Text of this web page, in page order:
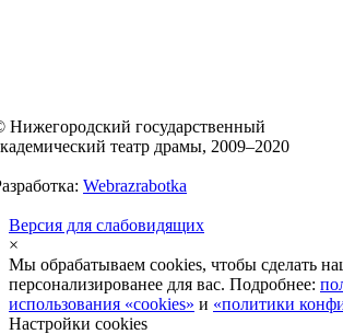
Нижегородский государственный
театр драмы, 2009–2020
Webrazrabotka
Версия для слабовидящих
×
Мы обрабатываем cookies, чтобы сделать
персонализированее для вас. Подробнее:
использования «cookies» и «политики
Настройки cookies